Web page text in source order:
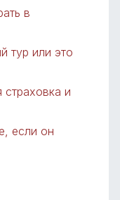
в
тур или это
страховка и
если он